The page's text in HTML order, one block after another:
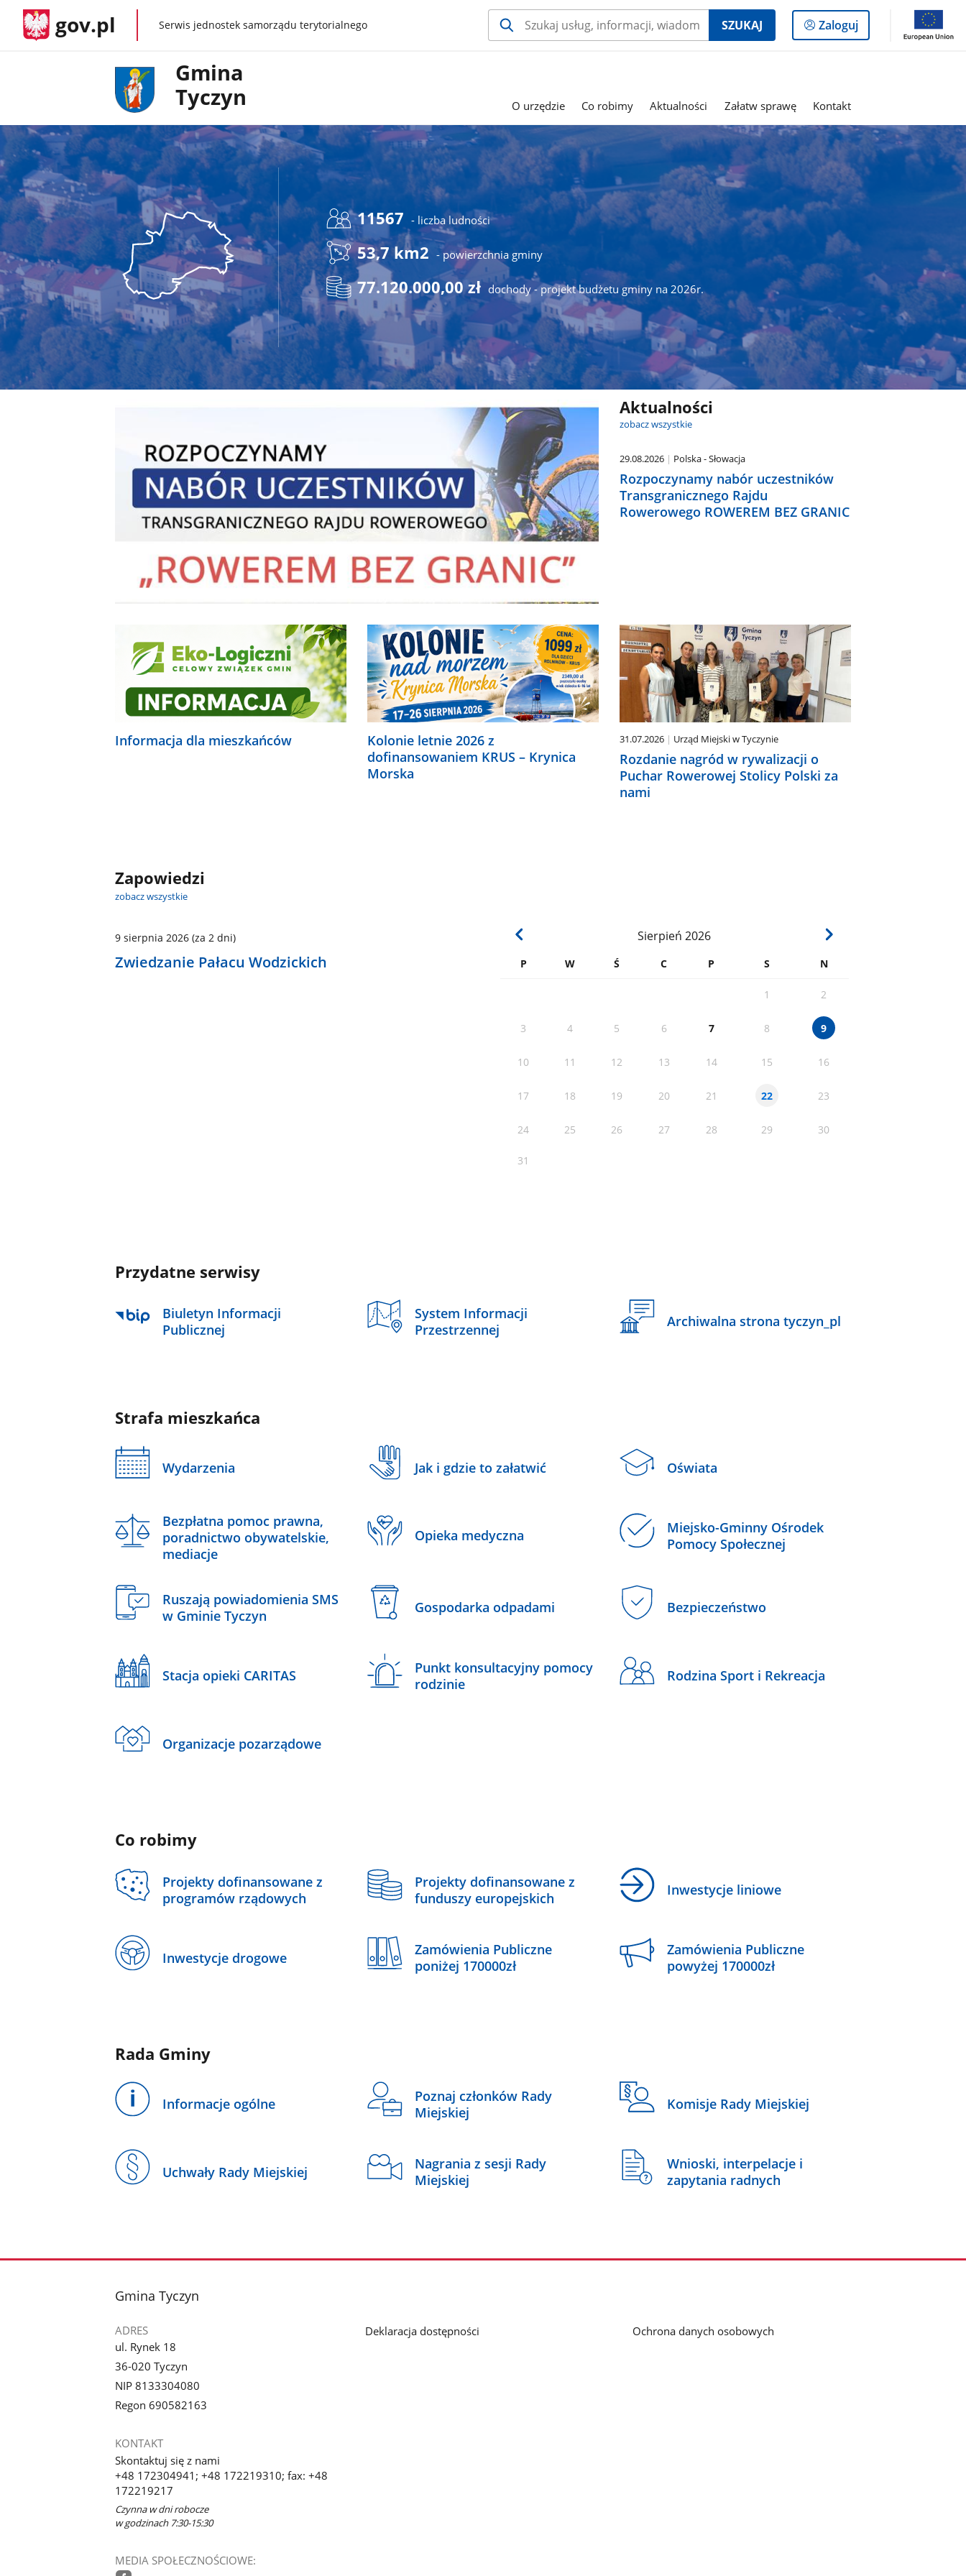
gov.pl gov.plSerwis jednostek samorządu terytorialnego SZUKAJ
Logowanie
do
Zaloguj
Gmina
Tyczyn
O urzędzie Co robimy Aktualności Załatw sprawę Kontakt
11567 - liczba ludności
53,7 km2 - powierzchnia gminy
77.120.000,00 zł dochody - projekt budżetu gminy na 2026r.
Aktualności
zobacz wszystkie
29.08.2026 Polska - Słowacja
Rozpoczynamy nabór uczestników
Transgranicznego Rajdu
Rowerowego ROWEREM BEZ GRANIC
Informacja dla mieszkańców
Kolonie letnie 2026 z
dofinansowaniem KRUS – Krynica
Morska
31.07.2026 Urząd Miejski w Tyczynie
Rozdanie nagród w rywalizacji o
Puchar Rowerowej Stolicy Polski za
nami
Zapowiedzi
zobacz wszystkie
Sierpień 2026
P W Ś C P S N
1 2
3 4 5 6 7 8 9
10 11 12 13 14 15 16
17 18 19 20 21 22 23
24 25 26 27 28 29 30
31
9 sierpnia 2026(za 2 dni)
Zwiedzanie Pałacu Wodzickich
Przydatne serwisy
Biuletyn Informacji
Publicznej
System Informacji
Przestrzennej
Archiwalna strona tyczyn_pl
Strafa mieszkańca
Wydarzenia Jak i gdzie to załatwić Oświata
Bezpłatna pomoc prawna,
poradnictwo obywatelskie,
mediacje
Opieka medyczna
Miejsko-Gminny Ośrodek
Pomocy Społecznej
Ruszają powiadomienia SMS
w Gminie Tyczyn
Gospodarka odpadami Bezpieczeństwo
Stacja opieki CARITAS
Punkt konsultacyjny pomocy
rodzinie
Rodzina Sport i Rekreacja
Organizacje pozarządowe
Co robimy
Projekty dofinansowane z
programów rządowych
Projekty dofinansowane z
funduszy europejskich
Inwestycje liniowe
Inwestycje drogowe
Zamówienia Publiczne
poniżej 170000zł
Zamówienia Publiczne
powyżej 170000zł
Rada Gminy
Informacje ogólne
Poznaj członków Rady
Miejskiej
Komisje Rady Miejskiej
Uchwały Rady Miejskiej
Nagrania z sesji Rady
Miejskiej
Wnioski, interpelacje i
zapytania radnych
stopka
Gmina Tyczyn
ADRES
ul. Rynek 18
36-020 Tyczyn
NIP 8133304080
Regon 690582163
KONTAKT
Skontaktuj się z nami
+48 172304941; +48 172219310; fax: +48
172219217
Czynna w dni robocze
w godzinach 7:30-15:30
MEDIA SPOŁECZNOŚCIOWE:
Deklaracja dostępności Ochrona danych osobowych